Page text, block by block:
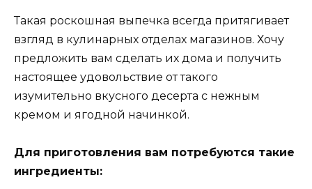
Такая роскошная выпечка всегда притягивает
взгляд в кулинарных отделах магазинов. Хочу
предложить вам сделать их дома и получить
настоящее удовольствие от такого
изумительно вкусного десерта с нежным
кремом и ягодной начинкой.
Для приготовления вам потребуются такие
ингредиенты: